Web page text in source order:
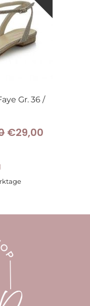
Gr. 36 /
Ursprünglicher
€119,00
€29,00